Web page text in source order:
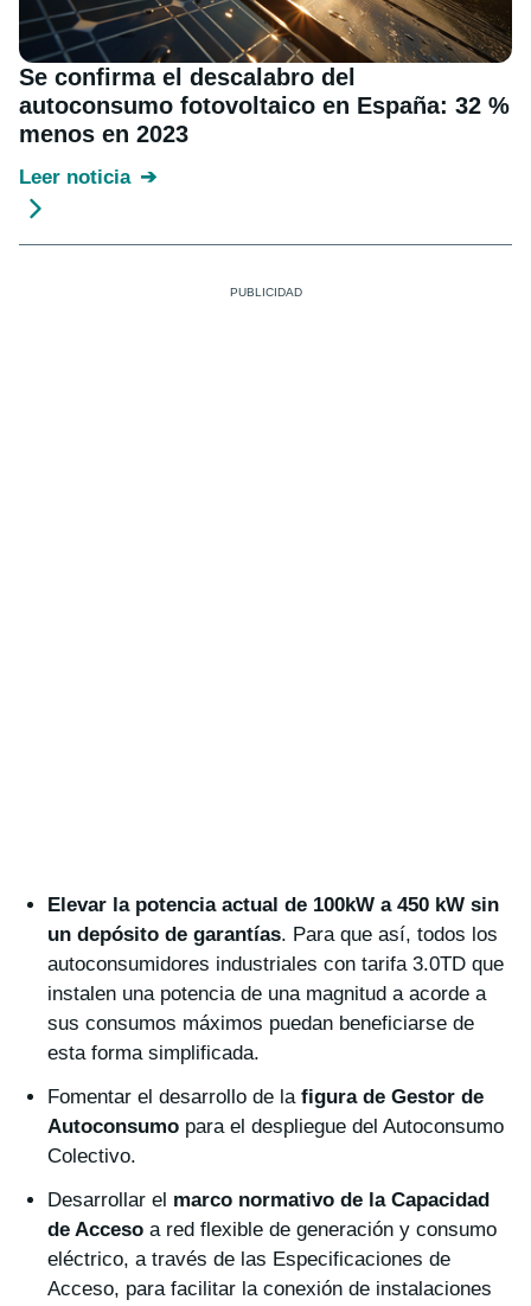
Se confirma el descalabro del
autoconsumo fotovoltaico en España: 32 %
menos en 2023
Leer noticia
Elevar la potencia actual de 100kW a 450 kW sin
un depósito de garantías. Para que así, todos los
autoconsumidores industriales con tarifa 3.0TD que
instalen una potencia de una magnitud a acorde a
sus consumos máximos puedan beneficiarse de
esta forma simplificada.
Fomentar el desarrollo de la figura de Gestor de
Autoconsumo para el despliegue del Autoconsumo
Colectivo.
Desarrollar el marco normativo de la Capacidad
de Acceso a red flexible de generación y consumo
eléctrico, a través de las Especificaciones de
Acceso, para facilitar la conexión de instalaciones